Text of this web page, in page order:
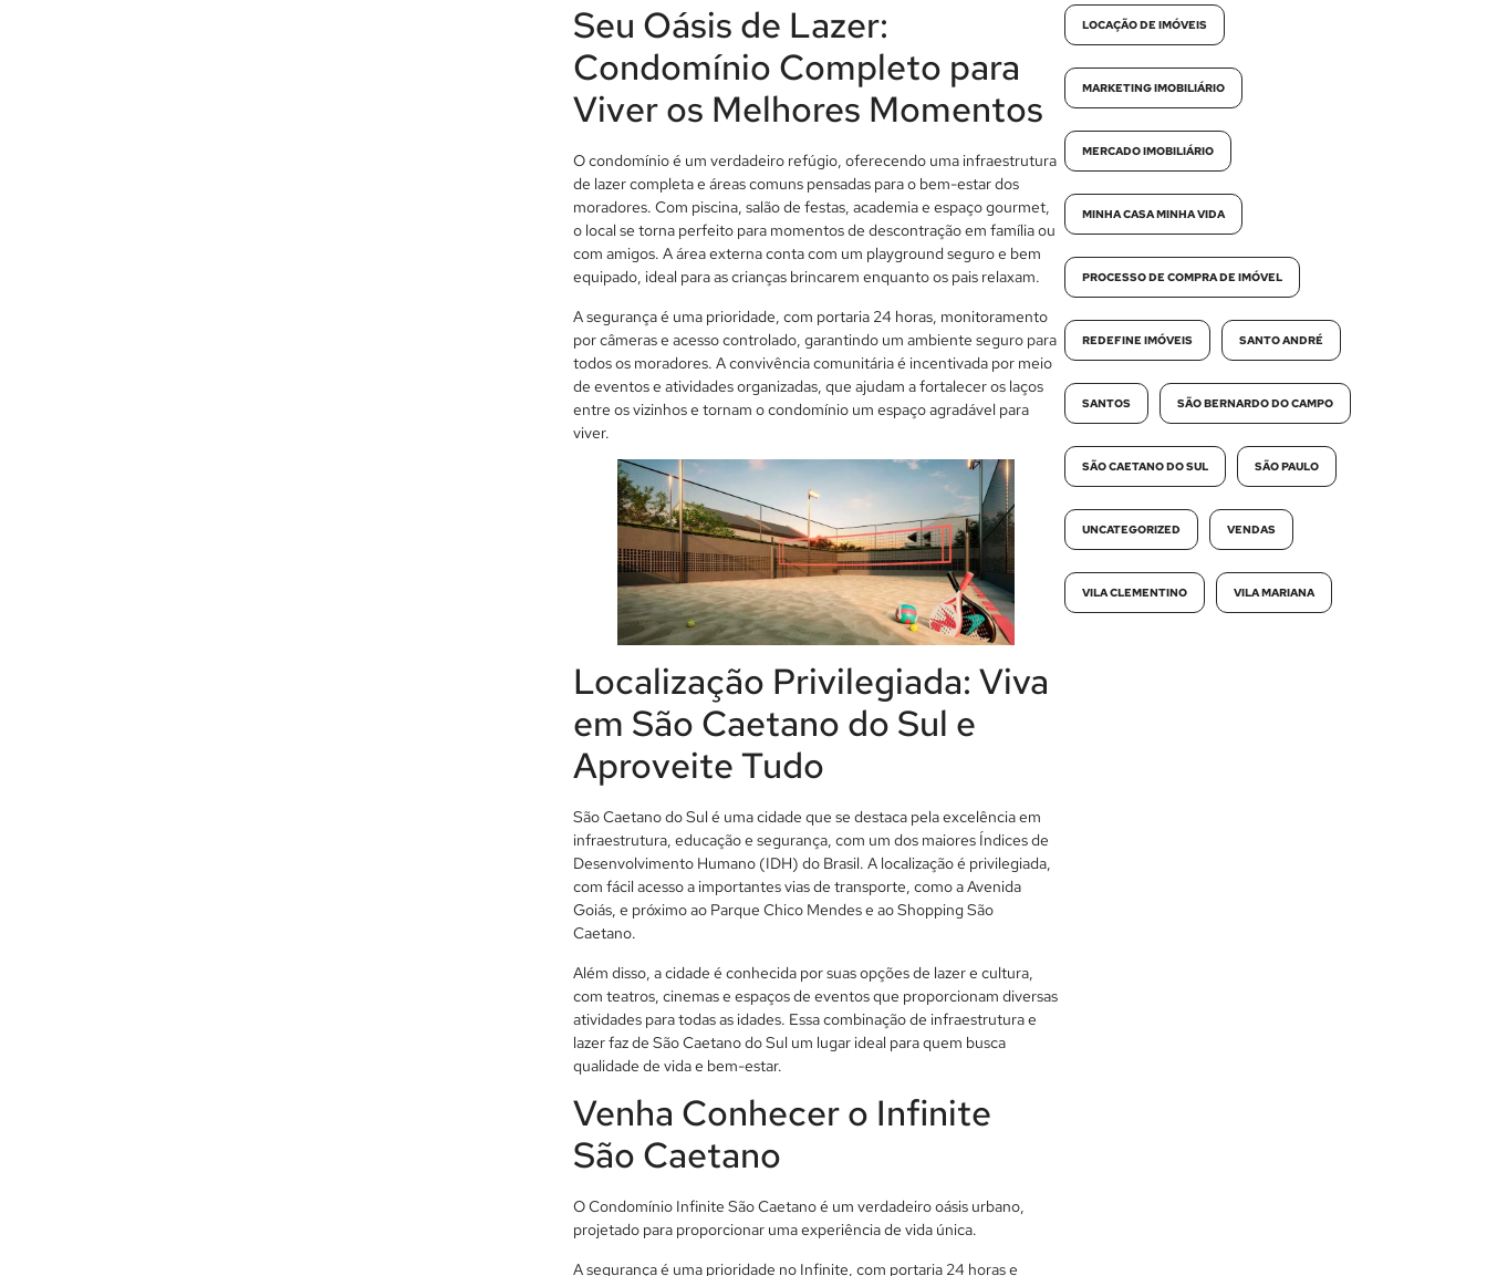
Seu Oásis de Lazer:
Condomínio Completo para
Viver os Melhores Momentos
O condomínio é um verdadeiro refúgio, oferecendo uma infraestrutura
de lazer completa e áreas comuns pensadas para o bem-estar dos
moradores. Com piscina, salão de festas, academia e espaço gourmet,
o local se torna perfeito para momentos de descontração em família ou
com amigos. A área externa conta com um playground seguro e bem
equipado, ideal para as crianças brincarem enquanto os pais relaxam.
A segurança é uma prioridade, com portaria 24 horas, monitoramento
por câmeras e acesso controlado, garantindo um ambiente seguro para
todos os moradores. A convivência comunitária é incentivada por meio
de eventos e atividades organizadas, que ajudam a fortalecer os laços
entre os vizinhos e tornam o condomínio um espaço agradável para
viver.
Localização Privilegiada: Viva
em São Caetano do Sul e
Aproveite Tudo
São Caetano do Sul é uma cidade que se destaca pela excelência em
infraestrutura, educação e segurança, com um dos maiores Índices de
Desenvolvimento Humano (IDH) do Brasil. A localização é privilegiada,
com fácil acesso a importantes vias de transporte, como a Avenida
Goiás, e próximo ao Parque Chico Mendes e ao Shopping São
Caetano.
Além disso, a cidade é conhecida por suas opções de lazer e cultura,
com teatros, cinemas e espaços de eventos que proporcionam diversas
atividades para todas as idades. Essa combinação de infraestrutura e
lazer faz de São Caetano do Sul um lugar ideal para quem busca
qualidade de vida e bem-estar.
Venha Conhecer o Infinite
São Caetano
O Condomínio Infinite São Caetano é um verdadeiro oásis urbano,
projetado para proporcionar uma experiência de vida única.
A segurança é uma prioridade no Infinite, com portaria 24 horas e
LOCAÇÃO DE IMÓVEIS
MARKETING IMOBILIÁRIO
MERCADO IMOBILIÁRIO
MINHA CASA MINHA VIDA
PROCESSO DE COMPRA DE IMÓVEL
REDEFINE IMÓVEIS SANTO ANDRÉ
SANTOS SÃO BERNARDO DO CAMPO
SÃO CAETANO DO SUL SÃO PAULO
UNCATEGORIZED VENDAS
VILA CLEMENTINO VILA MARIANA